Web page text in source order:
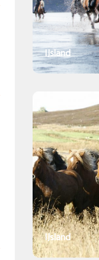
IJsland
IJsland